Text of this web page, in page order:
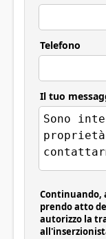
Telefono
Il tuo
Continuando,
prendo atto
autorizzo la